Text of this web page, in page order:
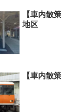
【車内散
地区
【車内散